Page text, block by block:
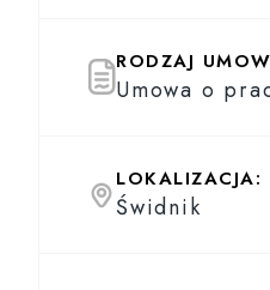
RODZAJ
Umowa o
LOKALIZACJA:
Świdnik